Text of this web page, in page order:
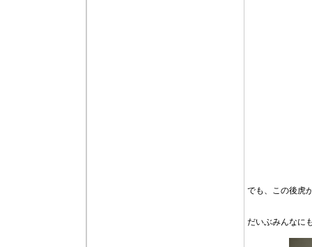
でも、この後虎
だいぶみんなに